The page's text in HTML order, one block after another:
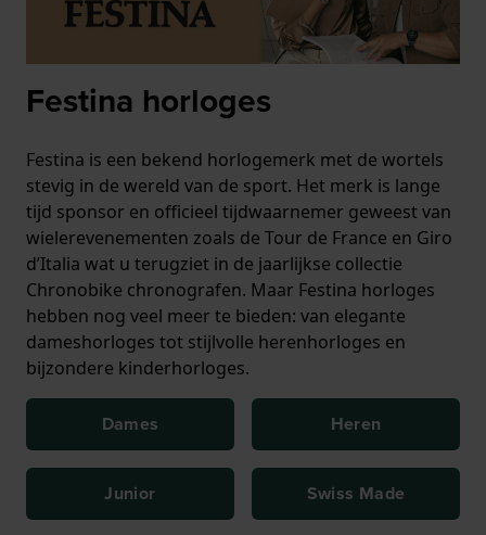
Festina horloges
Festina is een bekend horlogemerk met de wortels
stevig in de wereld van de sport. Het merk is lange
tijd sponsor en officieel tijdwaarnemer geweest van
wielerevenementen zoals de Tour de France en Giro
d’Italia wat u terugziet in de jaarlijkse collectie
Chronobike chronografen. Maar Festina horloges
hebben nog veel meer te bieden: van elegante
dameshorloges tot stijlvolle herenhorloges en
bijzondere kinderhorloges.
Dames Heren
Junior Swiss Made